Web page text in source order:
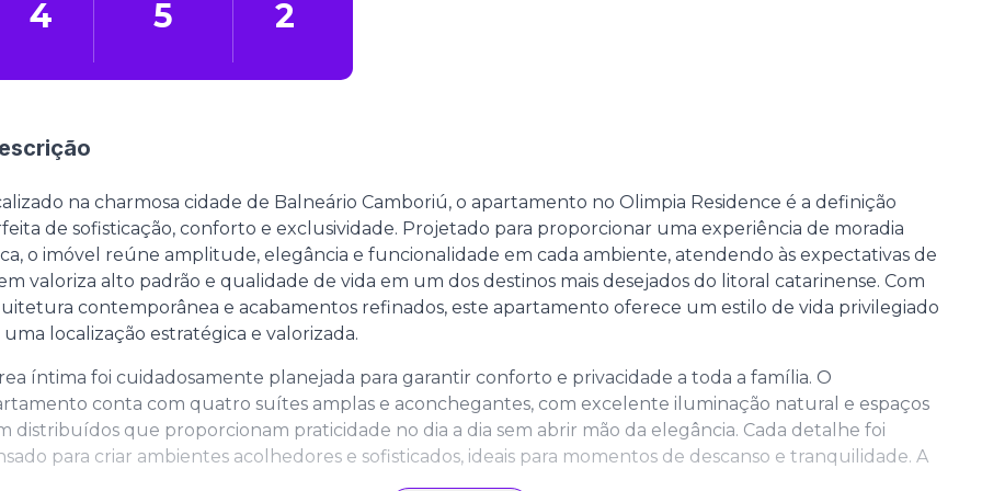
4 5 2
na charmosa cidade de Balneário Camboriú, o apartamento no Olimpia Residence é a definição
de sofisticação, conforto e exclusividade. Projetado para proporcionar uma experiência de moradia
o imóvel reúne amplitude, elegância e funcionalidade em cada ambiente, atendendo às expectativas de
valoriza alto padrão e qualidade de vida em um dos destinos mais desejados do litoral catarinense. Com
contemporânea e acabamentos refinados, este apartamento oferece um estilo de vida privilegiado
localização estratégica e valorizada.
íntima foi cuidadosamente planejada para garantir conforto e privacidade a toda a família. O
conta com quatro suítes amplas e aconchegantes, com excelente iluminação natural e espaços
distribuídos que proporcionam praticidade no dia a dia sem abrir mão da elegância. Cada detalhe foi
para criar ambientes acolhedores e sofisticados, ideais para momentos de descanso e tranquilidade. A
master se destaca pelo espaço generoso e pela atmosfera exclusiva, oferecendo ainda mais conforto aos